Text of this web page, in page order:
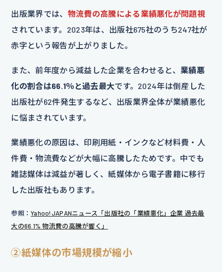
出版業界では、 物流費の高騰による業績悪化が問題視
されています。2023年は、出版社675社のうち247社が
赤字という報告が上がりました。
また、前年度から減益した企業を合わせると、 業績悪
化の割合は66.1％と過去最大です。2024年は倒産した
出版社が62件発生するなど、出版業界全体が業績悪化
に悩まされています。
業績悪化の原因は、印刷用紙・インクなど材料費・人
件費・物流費などが大幅に高騰したためです。中でも
雑誌媒体は減益が著しく、紙媒体から電子書籍に移行
した出版社もあります。
参照：Yahoo!JAPANニュース「出版社の「業績悪化」企業 過去最
大の66.1% 物流費の高騰が響く」
②紙媒体の市場規模が縮小